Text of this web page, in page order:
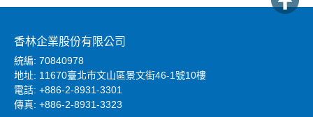
香林企業股份有限公司
統編: 70840978
地址: 11670臺北市文山區景文街46-1號10樓
電話: +886-2-8931-3301
傳真: +886-2-8931-3323